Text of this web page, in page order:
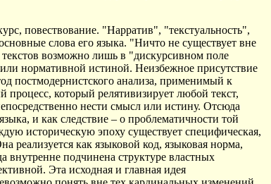
повествование. "Нарратив", "текстуальность",
слова его языка. "Ничто не существует вне
текстов возможно лишь в "дискурсивном поле
нормативной истиной. Неизбежное присутствие
постмодернистского анализа, применимый к
который релятивизирует любой текст,
нести смысл или истину. Отсюда
и как следствие – о проблематичности той
историческую эпоху существует специфическая,
реализуется как языковой код, языковая норма,
внутренне подчинена структуре властных
Эта исходная и главная идея